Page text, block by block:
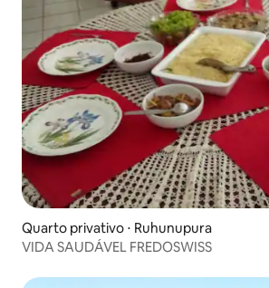
Quarto privativo ⋅ Ruhunupura
VIDA SAUDÁVEL FREDOSWISS